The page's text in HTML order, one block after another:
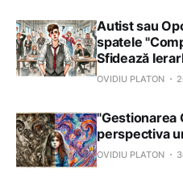
Autist sau
spatele
Sfidează
OVIDIU PLATON
"Gestionarea
perspectiva
OVIDIU PLATON